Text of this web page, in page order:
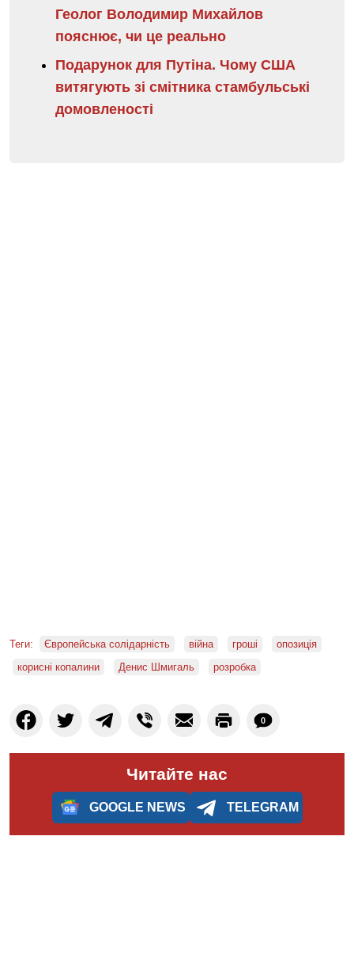
Геолог Володимир Михайлов
пояснює, чи це реально
Подарунок для Путіна. Чому США
витягують зі смітника стамбульські
домовленості
Теги: Європейська солідарність війна гроші
опозиція
корисні копалини
Денис Шмигаль розробка
0
Читайте нас
GOOGLE NEWS TELEGRAM